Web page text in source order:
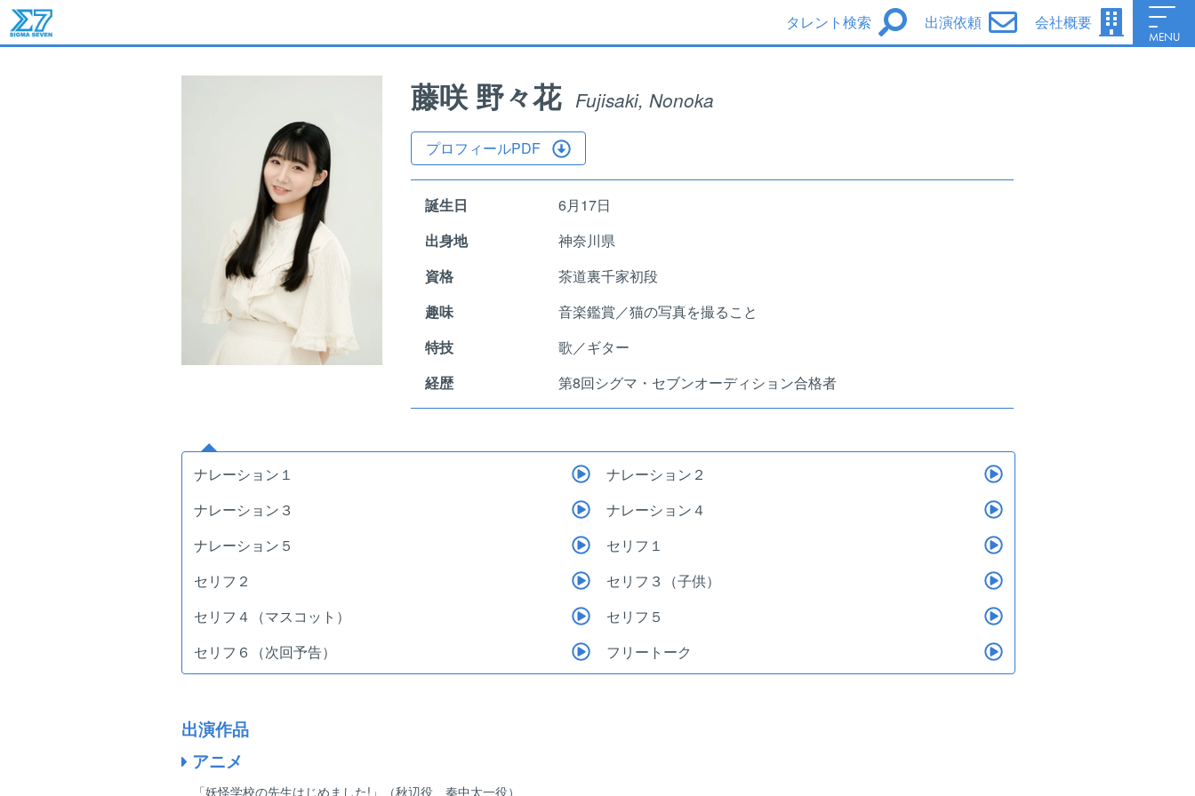
タレント検索 出演依頼 会社概要
MENU
シグマ・セブンフェイス
藤咲 野々花 Fujisaki, Nonoka
プロフィールPDF
誕生日
6月17日
出身地
神奈川県
資格
茶道裏千家初段
趣味
音楽鑑賞／猫の写真を撮ること
特技
歌／ギター
経歴
第8回シグマ・セブンオーディション合格者
ナレーション１
ナレーション２
ナレーション３
ナレーション４
ナレーション５
セリフ１
セリフ２
セリフ３（子供）
セリフ４（マスコット）
セリフ５
セリフ６（次回予告）
フリートーク
出演作品
アニメ
「妖怪学校の先生はじめました!」（秋辺役、秦中太一役）